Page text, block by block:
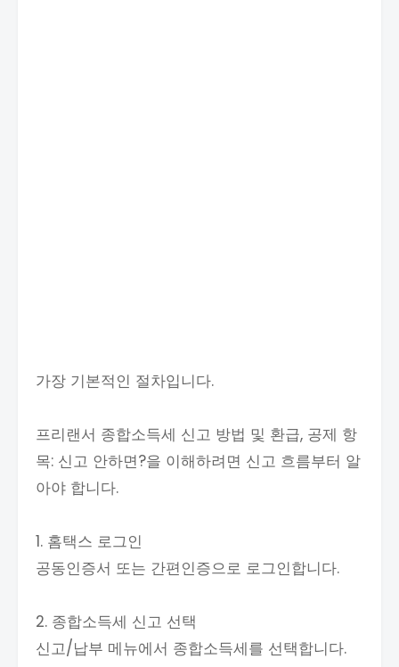
가장 기본적인 절차입니다.
프리랜서 종합소득세 신고 방법 및 환급, 공제 항
목: 신고 안하면?을 이해하려면 신고 흐름부터 알
아야 합니다.
1. 홈택스 로그인
공동인증서 또는 간편인증으로 로그인합니다.
2. 종합소득세 신고 선택
신고/납부 메뉴에서 종합소득세를 선택합니다.